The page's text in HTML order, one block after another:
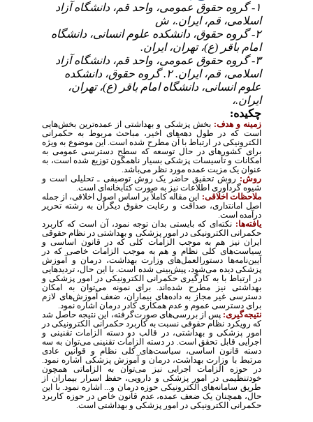
۱- گروه حقوق عمومی، واحد قم، دانشگاه آزاد
اسلامی، قم، ایران.، ش
۲- گروه حقوق، دانشکده علوم انسانی، دانشگاه
امام باقر (ع)، تهران، ایران.
۳- گروه حقوق عمومی، واحد قم، دانشگاه آزاد
اسلامی، قم، ایران. ۲. گروه حقوق، دانشکده
علوم انسانی، دانشگاه امام باقر (ع)، تهران،
ایران.،
چکیده:
زمینه و هدف:بخش پزشکی و بهداشتی از عمده‌ترین بخش‌هایی
است که در طول دهه‌های اخیر، مباحث مربوط به حکمرانی
الکترونیکی در ارتباط با آن مطرح شده است. این موضوع به ویژه
برای کشورهای در حال توسعه که سطح دسترسی عمومی به
امکانات و تأسیسات پزشکی بسیار ناهمگون توزیع شده است، به
عنوان یک مزیت عمده مورد نظر می‌باشد.
روش:روش تحقیق حاضر یک روش توصیفی ـ تحلیلی است و
شیوه گردآوری اطلاعات نیز به صورت کتابخانه‌ای است.
ملاحظات اخلاقی: اینمقاله کاملاً بر اساس اصول اخلاقی، از جمله
اصل امانتداری، صداقت و رعایت حقوق دیگران به رشته تحریر
درآمده است.
یافته‌ها:نکته‌ای که بایستی بدان توجه نمود، آن است که کاربرد
حکمرانی الکترونیکی در امور پزشکی و بهداشتی در نظام حقوقی
ایران نیز هم به موجب الزامات کلی که در قانون اساسی و
سیاست‌های کلی نظام و هم به موجب الزامات خاصی که در
آیین‌نامه‌ها دستورالعمل‌های وزارت بهداشت، درمان و آموزش
پزشکی دیده می‌شود، پیش‌بینی شده است. با این حال، تردیدهایی
در ارتباط با به کارگیری حکمرانی الکترونیکی در امور پزشکی و
بهداشتی نیز مطرح شده‌اند. برای نمونه می‌توان به امکان
دسترسی غیر مجاز به داده‌های بیماران، ضعف آموزش‌های لازم
برای دسترسی عموم و عدم همکاری کادر درمان اشاره نمود.
نتیجه‌گیری:پس از بررسی‌های صورت‌گرفته، این نتیجه حاصل شد
که رویکرد نظام حقوقی نسبت به کاربرد حکمرانی الکترونیکی در
امور پزشکی و بهداشتی، در قالب دو دسته الزامات تقنینی و
اجرایی قابل تحقق است. در دسته الزامات تقنینی می‌توان به سه
دسته قانون اساسی، سیاست‌های کلی نظام و قوانین عادی
مرتبط با وزارت بهداشت، درمان و آموزش پزشکی اشاره نمود.
در حوزه الزامات اجرایی نیز می‌توان به الزاماتی همچون
خودتنظیمی در امور پزشکی و دارویی، حفظ اسرار بیماران از
طریق سامانه‌های الکترونیکی حوزه درمان و... اشاره نمود. با این
حال، همچنان یک ضعف عمده، عدم قانون خاص در حوزه کاربرد
حکمرانی الکترونیکی در امور پزشکی و بهداشتی است.